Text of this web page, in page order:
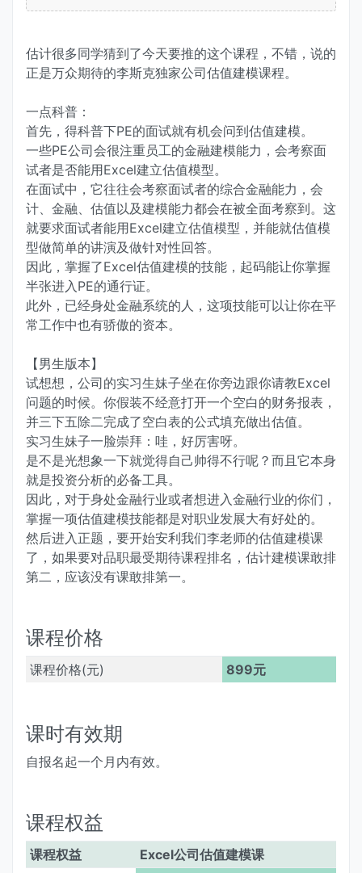
估计很多同学猜到了今天要推的这个课程，不错，说的
正是万众期待的李斯克独家公司估值建模课程。
一点科普：
首先，得科普下PE的面试就有机会问到估值建模。
一些PE公司会很注重员工的金融建模能力，会考察面
试者是否能用Excel建立估值模型。
在面试中，它往往会考察面试者的综合金融能力，会
计、金融、估值以及建模能力都会在被全面考察到。这
就要求面试者能用Excel建立估值模型，并能就估值模
型做简单的讲演及做针对性回答。
因此，掌握了Excel估值建模的技能，起码能让你掌握
半张进入PE的通行证。
此外，已经身处金融系统的人，这项技能可以让你在平
常工作中也有骄傲的资本。
【男生版本】
试想想，公司的实习生妹子坐在你旁边跟你请教Excel
问题的时候。你假装不经意打开一个空白的财务报表，
并三下五除二完成了空白表的公式填充做出估值。
实习生妹子一脸崇拜：哇，好厉害呀。
是不是光想象一下就觉得自己帅得不行呢？而且它本身
就是投资分析的必备工具。
因此，对于身处金融行业或者想进入金融行业的你们，
掌握一项估值建模技能都是对职业发展大有好处的。
然后进入正题，要开始安利我们李老师的估值建模课
了，如果要对品职最受期待课程排名，估计建模课敢排
第二，应该没有课敢排第一。
课程价格
课程价格(元) 899元
课时有效期
自报名起一个月内有效。
课程权益
课程权益 Excel公司估值建模课